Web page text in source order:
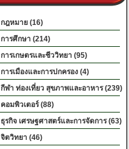
กฎหมาย (16)
การศึกษา (214)
การเกษตรและชีววิทยา (95)
การเมืองและการปกครอง (4)
กีฬา ท่องเที่ยว สุขภาพและอาหาร (239)
คอมพิวเตอร์ (88)
ธุรกิจ เศรษฐศาสตร์และการจัดการ (63)
จิตวิทยา (46)